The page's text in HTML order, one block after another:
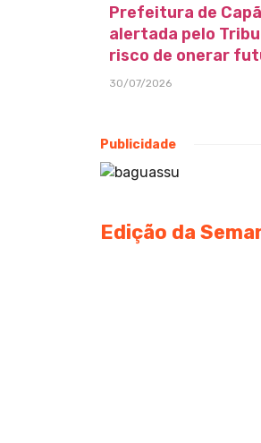
Prefeitura de
alertada pelo
risco de onerar
30/07/2026
Publicidade
Edição da